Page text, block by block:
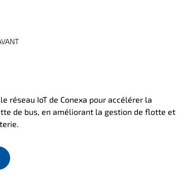
réseau IoT de Conexa pour accélérer la
de bus, en améliorant la gestion de flotte et